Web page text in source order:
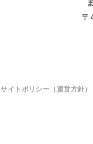
〒
サイトポリシー（運営方針）